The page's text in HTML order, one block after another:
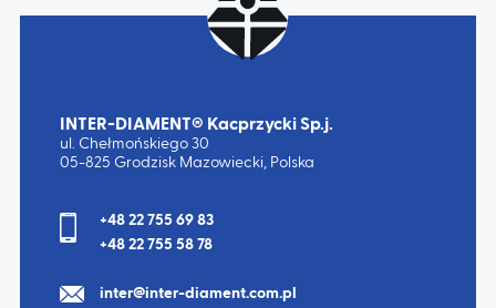
INTER-DIAMENT® Kacprzycki Sp.j.
ul. Chełmońskiego 30
05-825 Grodzisk Mazowiecki, Polska
+48 22 755 69 83
+48 22 755 58 78
inter@inter-diament.com.pl